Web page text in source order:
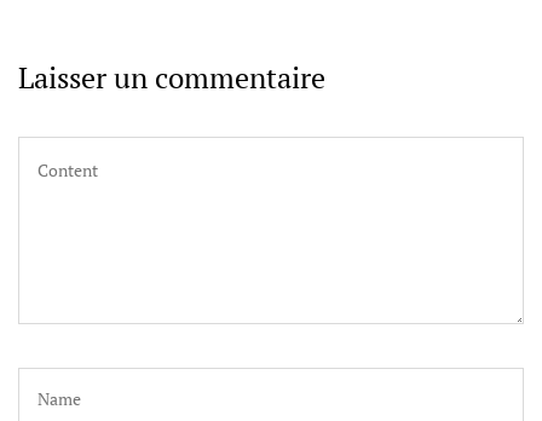
Laisser un commentaire